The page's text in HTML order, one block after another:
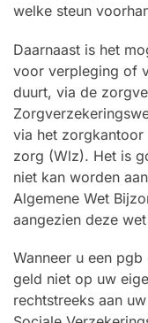
welke steun
Daarnaast is het
voor verpleging of
duurt, via de
via het zorgkantoor
zorg (Wlz). Het is
niet kan worden
Algemene Wet
aangezien deze
Wanneer u een
geld niet op uw
rechtstreeks aan